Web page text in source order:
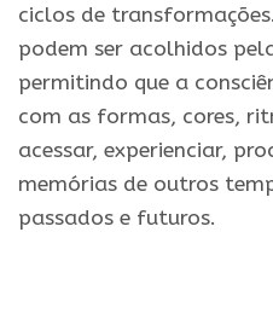
ciclos de
podem ser acolhidos
permitindo que a
com as formas, cores,
acessar, experienciar,
memórias de outros
passados e futuros.